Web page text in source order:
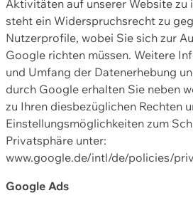
Aktivitäten auf unserer Website zu
steht ein Widerspruchsrecht zu
Nutzerprofile, wobei Sie sich zur
Google richten müssen. Weitere
und Umfang der Datenerhebung
durch Google erhalten Sie neben
zu Ihren diesbezüglichen Rechten
Einstellungsmöglichkeiten zum
Privatsphäre unter:
www.google.de/intl/de/policies/
Google Ads